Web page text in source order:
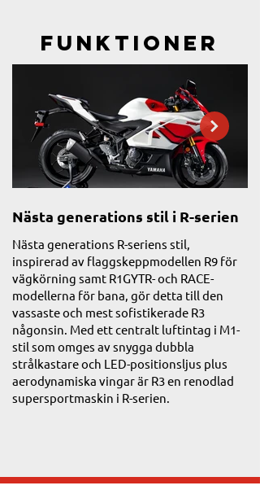
Funktioner
Nästa generations stil i R-serien
Nästa generations R-seriens stil,
inspirerad av flaggskeppmodellen R9 för
vägkörning samt R1GYTR- och RACE-
modellerna för bana, gör detta till den
vassaste och mest sofistikerade R3
någonsin. Med ett centralt luftintag i M1-
stil som omges av snygga dubbla
strålkastare och LED-positionsljus plus
aerodynamiska vingar är R3 en renodlad
supersportmaskin i R-serien.